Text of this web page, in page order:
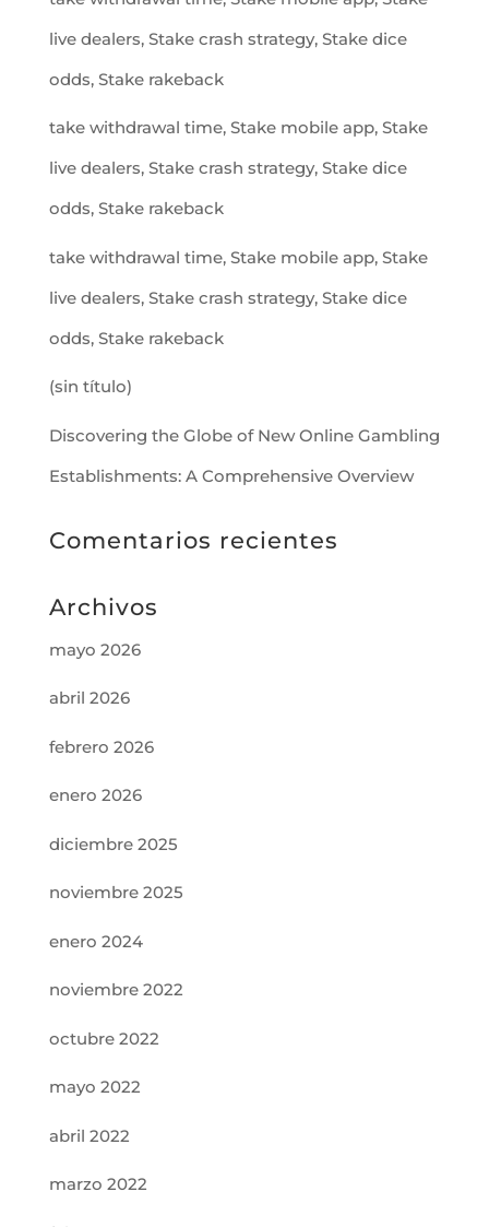
live dealers, Stake crash strategy, Stake dice
odds, Stake rakeback
take withdrawal time, Stake mobile app, Stake
live dealers, Stake crash strategy, Stake dice
odds, Stake rakeback
take withdrawal time, Stake mobile app, Stake
live dealers, Stake crash strategy, Stake dice
odds, Stake rakeback
(sin título)
Discovering the Globe of New Online Gambling
Establishments: A Comprehensive Overview
Comentarios recientes
Archivos
mayo 2026
abril 2026
febrero 2026
enero 2026
diciembre 2025
noviembre 2025
enero 2024
noviembre 2022
octubre 2022
mayo 2022
abril 2022
marzo 2022